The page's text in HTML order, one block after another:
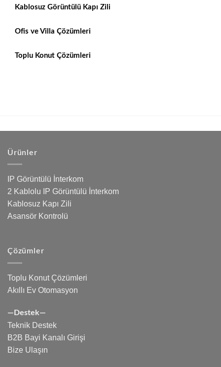
Kablosuz Görüntülü Kapı Zili
Ofis ve Villa Çözümleri
Toplu Konut Çözümleri
Ürünler
IP Görüntülü İnterkom
2 Kablolu IP Görüntülü İnterkom
Kablosuz Kapı Zili
Asansör Kontrolü
Çözümler
Toplu Konut Çözümleri
Akıllı Ev Otomasyon
—Destek—
Teknik Destek
B2B Bayi Kanalı Girişi
Bize Ulaşın